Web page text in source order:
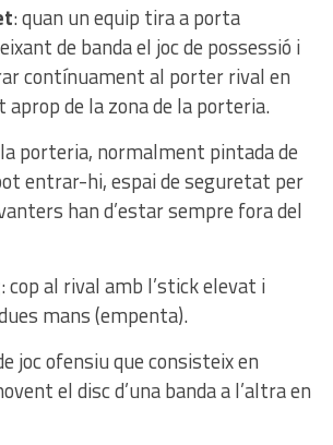
: quan un equip tira a porta
de banda el joc de possessió i
contínuament al porter rival en
aprop de la zona de la porteria.
la porteria, normalment pintada de
entrar-hi, espai de seguretat per
han d’estar sempre fora del
: cop al rival amb l’stick elevat i
mans (empenta).
joc ofensiu que consisteix en
el disc d’una banda a l’altra en